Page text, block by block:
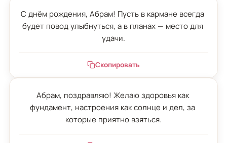
С днём рождения, Абрам! Пусть в кармане всегда
будет повод улыбнуться, а в планах — место для
удачи.
Скопировать
Абрам, поздравляю! Желаю здоровья как
фундамент, настроения как солнце и дел, за
которые приятно взяться.